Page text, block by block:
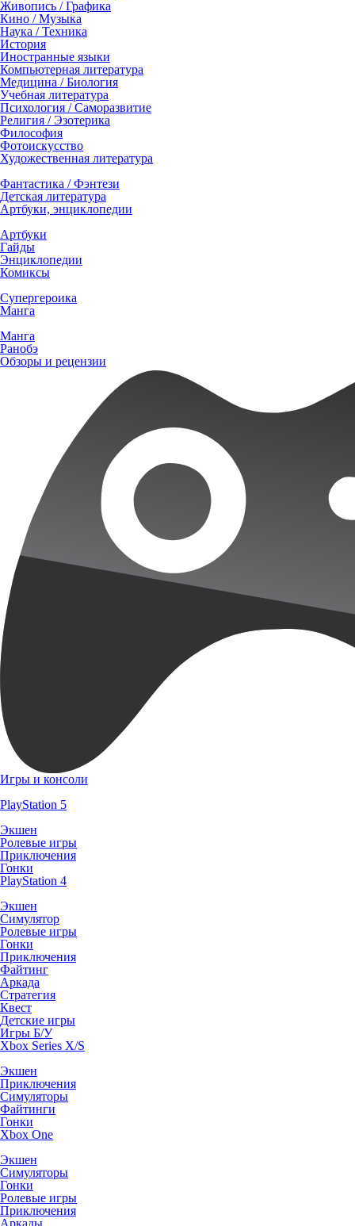
Живопись / Графика
Кино / Музыка
Наука / Техника
История
Иностранные языки
Компьютерная литература
Медицина / Биология
Учебная литература
Психология / Саморазвитие
Религия / Эзотерика
Философия
Фотоискусство
Художественная литература
Фантастика / Фэнтези
Детская литература
Артбуки, энциклопедии
Артбуки
Гайды
Энциклопедии
Комиксы
Супергероика
Манга
Манга
Ранобэ
Обзоры и рецензии
Игры и консоли
PlayStation 5
Экшен
Ролевые игры
Приключения
Гонки
PlayStation 4
Экшен
Симулятор
Ролевые игры
Гонки
Приключения
Файтинг
Аркада
Стратегия
Квест
Детские игры
Игры Б/У
Xbox Series X/S
Экшен
Приключения
Симуляторы
Файтинги
Гонки
Xbox One
Экшен
Симуляторы
Гонки
Ролевые игры
Приключения
Аркады